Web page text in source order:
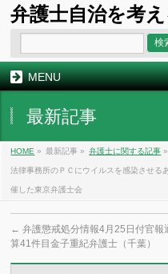
弁護士自治を考
MENU
最新記事
HOME » 最新記事 » 弁護士に関する記事 »
法律事務所のＰＣにウイルスを感染させる
催した東京弁護士会
← 弁護懲戒処分情報4月25日付官報
算41件目金子重紀弁護士（千葉）